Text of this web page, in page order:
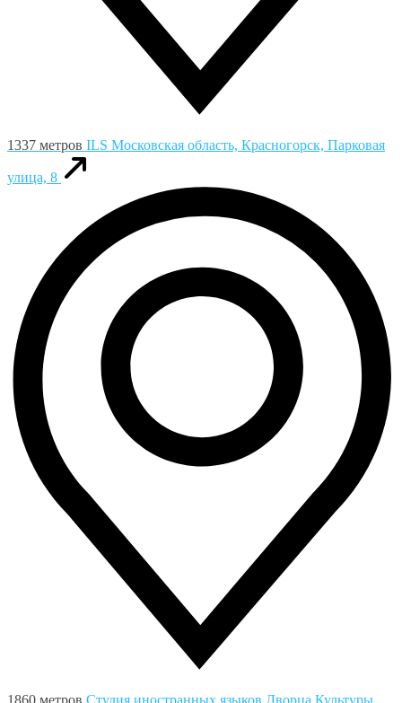
1337 метров ILS Московская область, Красногорск, Парковая
улица, 8
1860 метров Студия иностранных языков Дворца Культуры